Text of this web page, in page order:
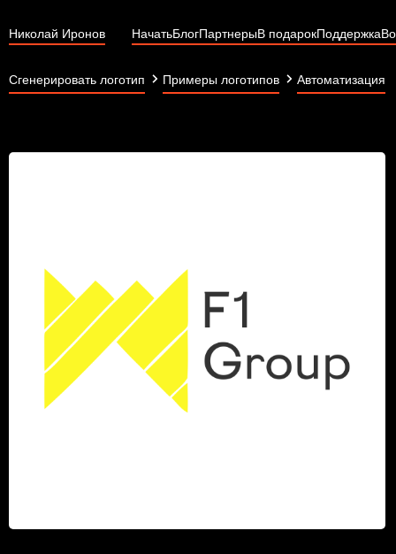
Николай Иронов НачатьБлогПартнерыВ подарокПоддержка
Сгенерировать логотип Примеры логотипов Автоматизация